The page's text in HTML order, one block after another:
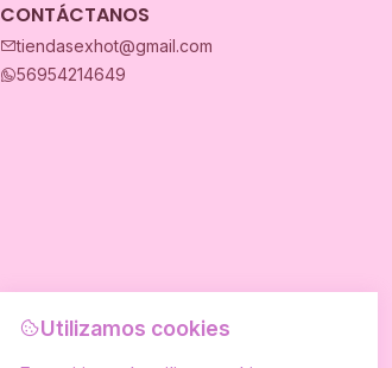
CONTÁCTANOS
tiendasexhot@gmail.com
56954214649
Utilizamos cookies